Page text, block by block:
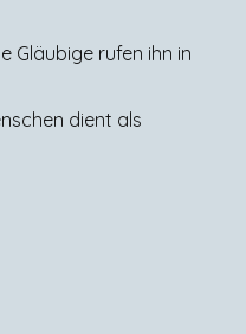
Gläubige rufen ihn in
dient als